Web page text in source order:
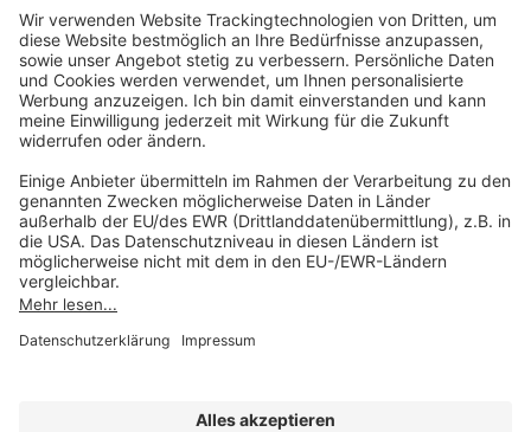
service@forum-verlag.com
Mo-Do 07:30 - 17:00 Uhr
Fr 07:30 - 15:00 Uhr
Folgen Sie uns
Impressum
Datenschutz
AGB und Lizenzbedingungen